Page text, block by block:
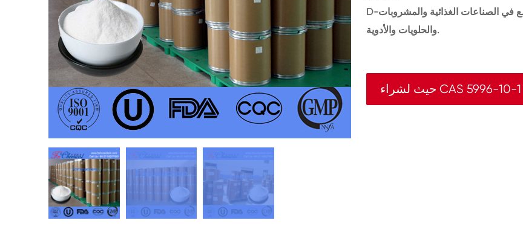
D-الجلوكوز مونوهيدرات هو التحلية التي تستخدم على نطاق واسع في الصناعات الغذائية والمشروبات
والحلويات والأدوية.
حيث لشراء CAS 5996-10-1